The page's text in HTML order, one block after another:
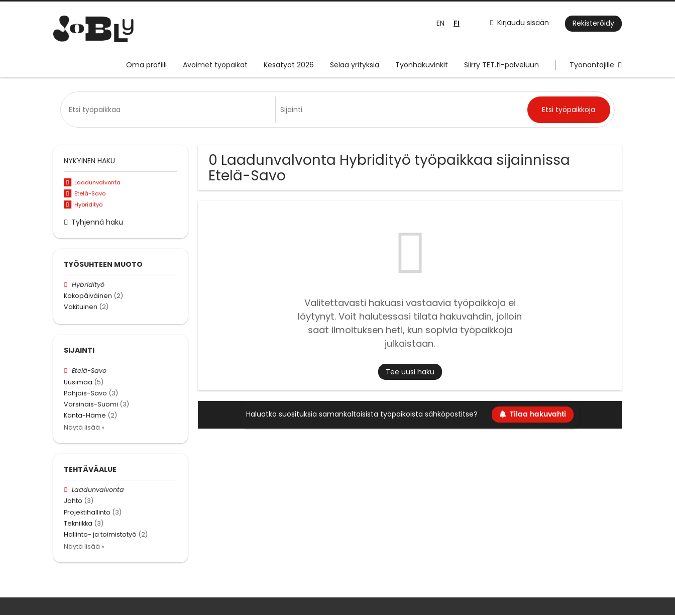
Kirjaudu sisään Rekisteröidy
EN FI
Oma profiili Avoimet työpaikat Kesätyöt 2026 Selaa yrityksiä Työnhakuvinkit Siirry TET.fi-palveluun Työnantajille
0 Laadunvalvonta Hybridityö työpaikkaa sijainnissa
Etelä-Savo
Valitettavasti hakuasi vastaavia työpaikkoja ei
löytynyt. Voit halutessasi tilata hakuvahdin, jolloin
saat ilmoituksen heti, kun sopivia työpaikkoja
julkaistaan.
Tee uusi haku
Haluatko suosituksia samankaltaisista työpaikoista sähköpostitse? Tilaa hakuvahti
NYKYINEN HAKU
Laadunvalvonta
Etelä-Savo
Hybridityö
Tyhjennä haku
TYÖSUHTEEN MUOTO
Hybridityö
Kokopäiväinen (2)
Vakituinen (2)
SIJAINTI
Etelä-Savo
Uusimaa (5)
Pohjois-Savo (3)
Varsinais-Suomi (3)
Kanta-Häme (2)
Näytä lisää »
TEHTÄVÄALUE
Laadunvalvonta
Johto (3)
Projektihallinto (3)
Tekniikka (3)
Hallinto- ja toimistotyö (2)
Näytä lisää »